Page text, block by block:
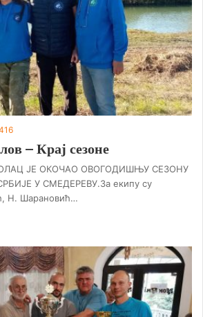
– Крај сезоне
ЈЕ ОКОЧАО ОВОГОДИШЊУ СЕЗОНУ
У СМЕДЕРЕВУ.За екипу су
Н. Шарановић…